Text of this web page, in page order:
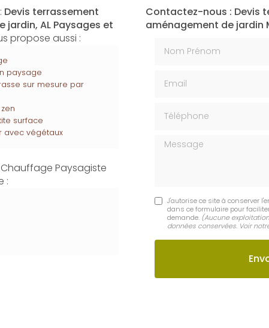
Devis terrassement
AL Paysages et
propose aussi :
paysage
sur mesure par
surface
avec végétaux
Chauffage Paysagiste
:
Contactez-nous : Devis
aménagement de jardin
Message
J'autorise ce site à conserver
dans ce formulaire pour
demande. (Aucune
données conservées. Voir